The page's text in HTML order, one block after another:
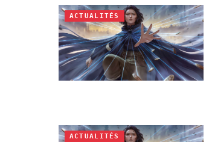
ACTUALITÉS
ACTUALITÉS